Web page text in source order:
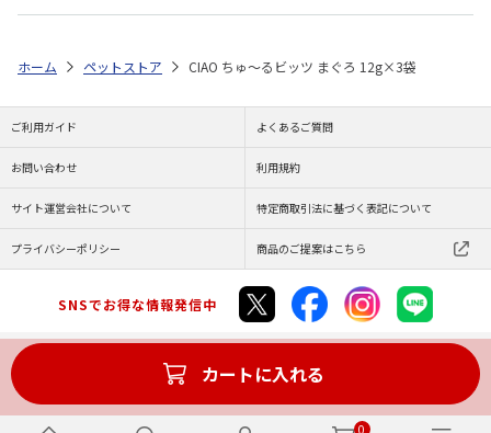
0
カートに入れる
ホーム ペットストア CIAO ちゅ～るビッツ まぐろ 12g×3袋
ご利用ガイド よくあるご質問
お問い合わせ 利用規約
サイト運営会社について 特定商取引法に基づく表記について
プライバシーポリシー 商品のご提案はこちら
SNSでお得な情報発信中